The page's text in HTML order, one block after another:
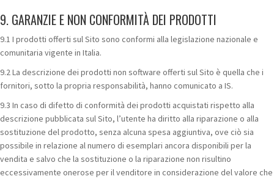
9. GARANZIE E NON CONFORMITÀ DEI PRODOTTI
9.1 I prodotti offerti sul Sito sono conformi alla legislazione nazionale e
comunitaria vigente in Italia.
9.2 La descrizione dei prodotti non software offerti sul Sito è quella che i
fornitori, sotto la propria responsabilità, hanno comunicato a IS.
9.3 In caso di difetto di conformità dei prodotti acquistati rispetto alla
descrizione pubblicata sul Sito, l’utente ha diritto alla riparazione o alla
sostituzione del prodotto, senza alcuna spesa aggiuntiva, ove ciò sia
possibile in relazione al numero di esemplari ancora disponibili per la
vendita e salvo che la sostituzione o la riparazione non risultino
eccessivamente onerose per il venditore in considerazione del valore che